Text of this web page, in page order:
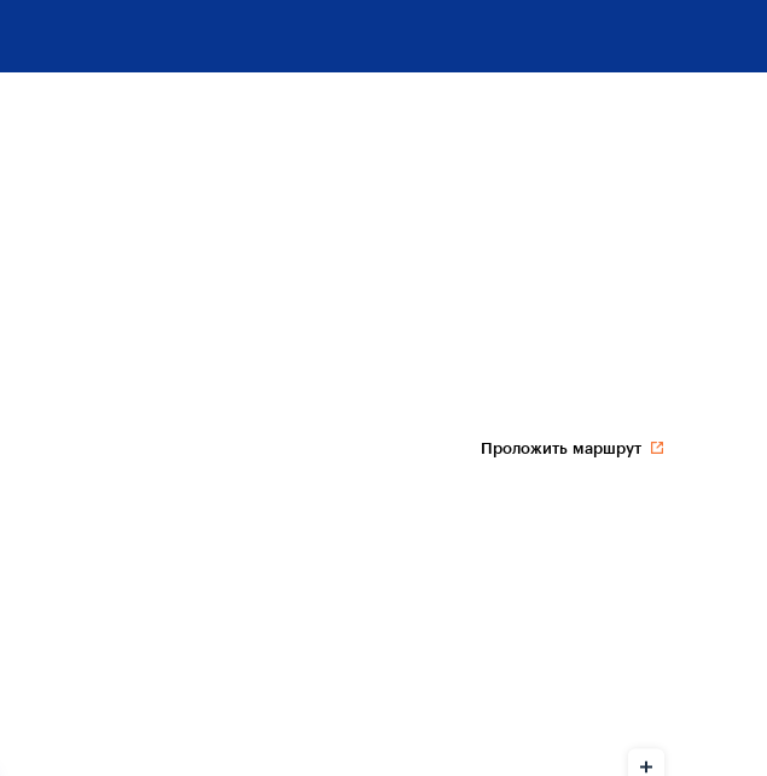
Проложить маршрут